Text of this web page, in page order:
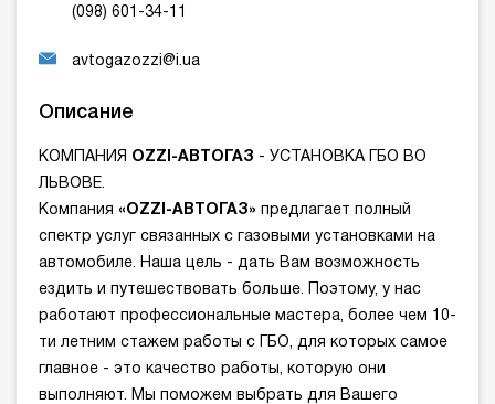
(098) 601-34-11
avtogazozzi@i.ua
Описание
КОМПАНИЯ OZZI-АВТОГАЗ - УСТАНОВКА ГБО ВО
ЛЬВОВЕ.
Компания «OZZI-АВТОГАЗ» предлагает полный
спектр услуг связанных с газовыми установками на
автомобиле. Наша цель - дать Вам возможность
ездить и путешествовать больше. Поэтому, у нас
работают профессиональные мастера, более чем 10-
ти летним стажем работы с ГБО, для которых самое
главное - это качество работы, которую они
выполняют. Мы поможем выбрать для Вашего